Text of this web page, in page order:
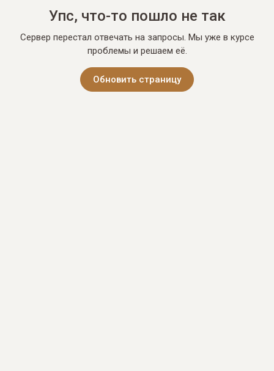
Упс, что-то пошло не так
Сервер перестал отвечать на запросы. Мы уже в курсе
проблемы и решаем её.
Обновить страницу